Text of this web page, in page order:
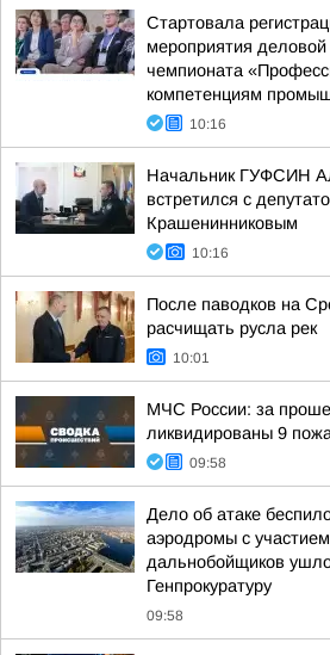
Стартовала
мероприятия
чемпионата
компетенциям
10:16
Начальник ГУФСИН
встретился с
Крашенинниковым
10:16
После паводков на
расчищать русла рек
10:01
МЧС России: за
ликвидированы 9
09:58
Дело об атаке
аэродромы с
дальнобойщиков
Генпрокуратуру
09:58